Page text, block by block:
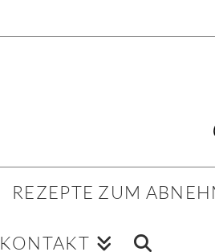
REZEPTE ZUM
KONTAKT